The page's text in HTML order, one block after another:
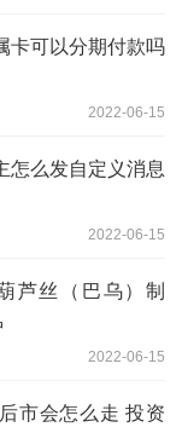
卡可以分期付款吗
2022-06-15
怎么发自定义消息
2022-06-15
芦丝（巴乌）制
2022-06-15
市会怎么走 投资